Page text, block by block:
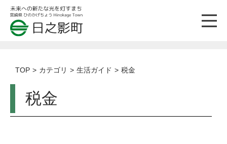
TOP カテゴリ 生活ガイド 税金
税金